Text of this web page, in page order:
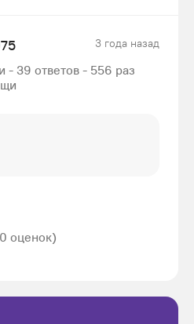
3 года назад
- 39 ответов - 556 раз
оценок)